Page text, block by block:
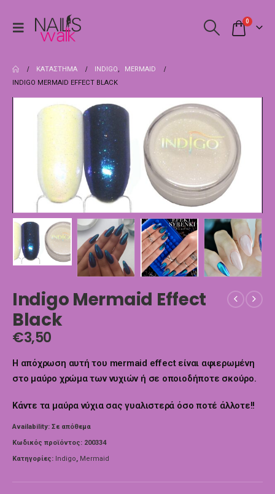
0
ΚΑΤΆΣΤΗΜΑ INDIGO,
MERMAID
INDIGO MERMAID EFFECT BLACK
Indigo Mermaid Effect
Black
€3,50
Η απόχρωση αυτή του mermaid effect είναι αφιερωμένη
στο μαύρο χρώμα των νυχιών ή σε οποιοδήποτε σκούρο.
Κάντε τα μαύρα νύχια σας γυαλιστερά όσο ποτέ άλλοτε!!
Availability: Σε απόθεμα
Κωδικός προϊόντος: 200334
Κατηγορίες: Indigo, Mermaid